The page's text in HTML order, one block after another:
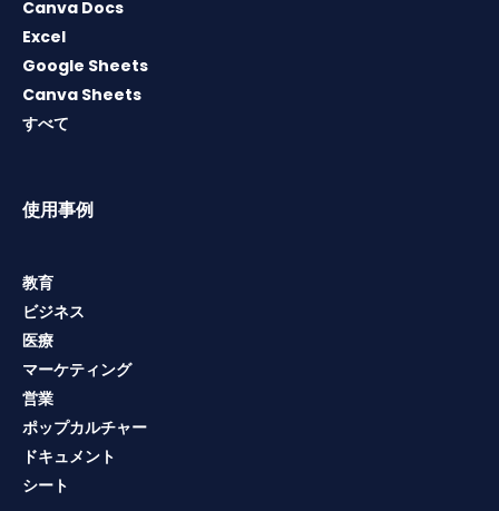
Canva Docs
Excel
Google Sheets
Canva Sheets
すべて
使用事例
教育
ビジネス
医療
マーケティング
営業
ポップカルチャー
ドキュメント
シート